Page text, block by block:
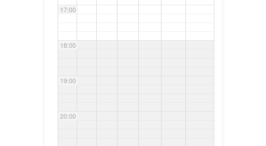
17:00
18:00
19:00
20:00